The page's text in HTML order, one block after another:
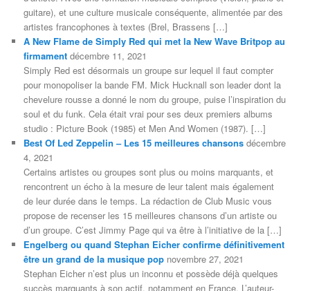
guitare), et une culture musicale conséquente, alimentée par des
artistes francophones à textes (Brel, Brassens […]
A New Flame de Simply Red qui met la New Wave Britpop au
firmament décembre 11, 2021
Simply Red est désormais un groupe sur lequel il faut compter
pour monopoliser la bande FM. Mick Hucknall son leader dont la
chevelure rousse a donné le nom du groupe, puise l’inspiration du
soul et du funk. Cela était vrai pour ses deux premiers albums
studio : Picture Book (1985) et Men And Women (1987). […]
Best Of Led Zeppelin – Les 15 meilleures chansons décembre
4, 2021
Certains artistes ou groupes sont plus ou moins marquants, et
rencontrent un écho à la mesure de leur talent mais également
de leur durée dans le temps. La rédaction de Club Music vous
propose de recenser les 15 meilleures chansons d’un artiste ou
d’un groupe. C’est Jimmy Page qui va être à l’initiative de la […]
Engelberg ou quand Stephan Eicher confirme définitivement
être un grand de la musique pop novembre 27, 2021
Stephan Eicher n’est plus un inconnu et possède déjà quelques
succès marquants à son actif, notamment en France. L’auteur-